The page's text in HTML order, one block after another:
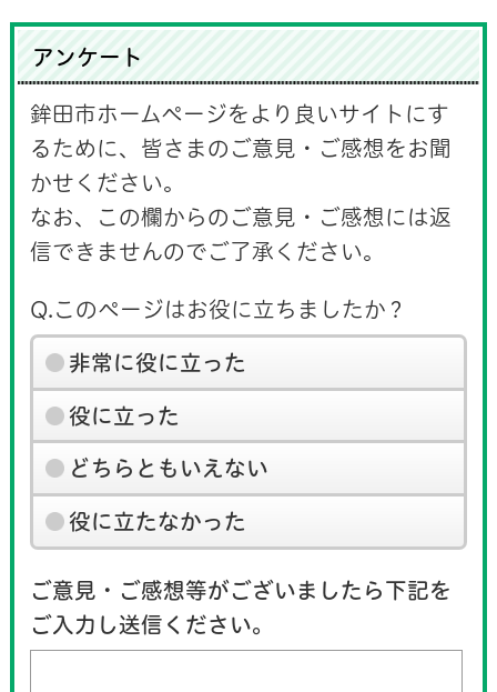
アンケート
鉾田市ホームページをより良いサイトにす
るために、皆さまのご意見・ご感想をお聞
かせください。
なお、この欄からのご意見・ご感想には返
信できませんのでご了承ください。
Q.このページはお役に立ちましたか？
非常に役に立った
役に立った
どちらともいえない
役に立たなかった
ご意見・ご感想等がございましたら下記を
ご入力し送信ください。